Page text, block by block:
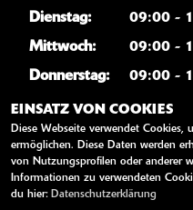
Dienstag:
09:00 -
Mittwoch:
09:00 -
Donnerstag:
09:00 -
Freitag:
09:00 -
Samstag:
09:00 -
Sonntag:
EINSATZ VON COOKIES
Diese Webseite verwendet Cookies,
ermöglichen. Diese Daten werden
von Nutzungsprofilen oder anderer
Informationen zu verwendeten
du hier: Datenschutzerklärung